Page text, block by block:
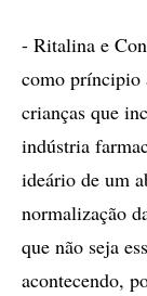
- Ritalina e
como príncipio
crianças que
indústria
ideário de um
normalização
que não seja
acontecendo,